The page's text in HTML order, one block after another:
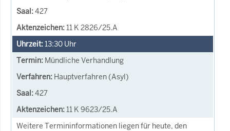
427
11 K 2826/25.A
13:30 Uhr
Mündliche Verhandlung
Hauptverfahren (Asyl)
427
11 K 9623/25.A
Weitere Termininformationen liegen für heute, den